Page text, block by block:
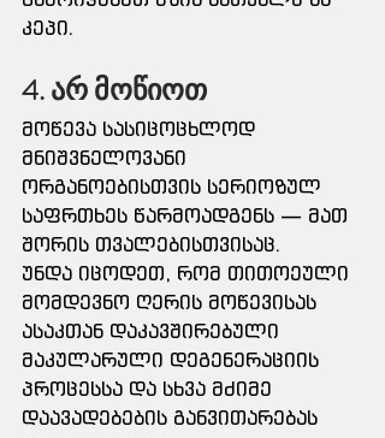
კეპი.
4. არ მოწიოთ
მოწევა სასიცოცხლოდ
მნიშვნელოვანი
ორგანოებისთვის სერიოზულ
საფრთხეს წარმოადგენს — მათ
შორის თვალებისთვისაც.
უნდა იცოდეთ, რომ თითოეული
მომდევნო ღერის მოწევისას
ასაკთან დაკავშირებული
მაკულარული დეგენერაციის
პროცესსა და სხვა მძიმე
დაავადებების განვითარებას